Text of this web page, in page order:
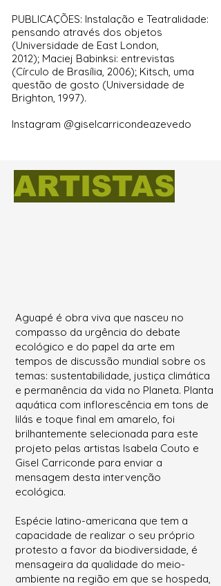
PUBLICAÇÕES: Instalação e Teatralidade:
pensando através dos objetos
(Universidade de East London,
2012); Maciej Babinksi: entrevistas
(Círculo de Brasília, 2006); Kitsch, uma
questão de gosto (Universidade de
Brighton, 1997).
Instagram @giselcarricondeazevedo
ARTISTAS
Aguapé é obra viva que nasceu no
compasso da urgência do debate
ecológico e do papel da arte em
tempos de discussão mundial sobre os
temas: sustentabilidade, justiça climática
e permanência da vida no Planeta. Planta
aquática com inflorescência em tons de
lilás e toque final em amarelo, foi
brilhantemente selecionada para este
projeto pelas artistas Isabela Couto e
Gisel Carriconde para enviar a
mensagem desta intervenção
ecológica.
Espécie latino-americana que tem a
capacidade de realizar o seu próprio
protesto a favor da biodiversidade, é
mensageira da qualidade do meio-
ambiente na região em que se hospeda,